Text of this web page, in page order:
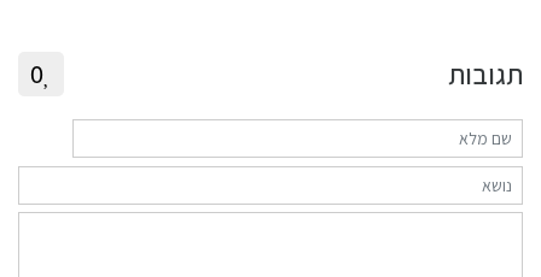
תגובות 0